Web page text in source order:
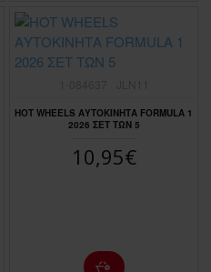
HOT WHEELS ΑΥΤΟΚΙΝΗΤΑ FORMULA 1
2026 ΣΕΤ ΤΩΝ 5
10,95€